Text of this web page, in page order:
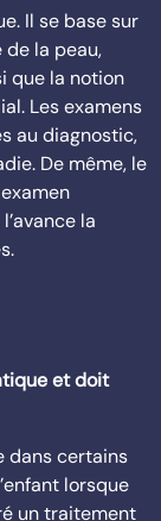
Il se base sur
de la peau,
que la notion
Les examens
au diagnostic,
De même, le
la
et doit
dans certains
lorsque
un traitement